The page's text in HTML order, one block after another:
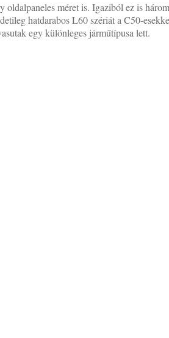
méret is. Igaziból ez is
hatdarabos L60 szériát a C50-
egy különleges járműtípusa lett.